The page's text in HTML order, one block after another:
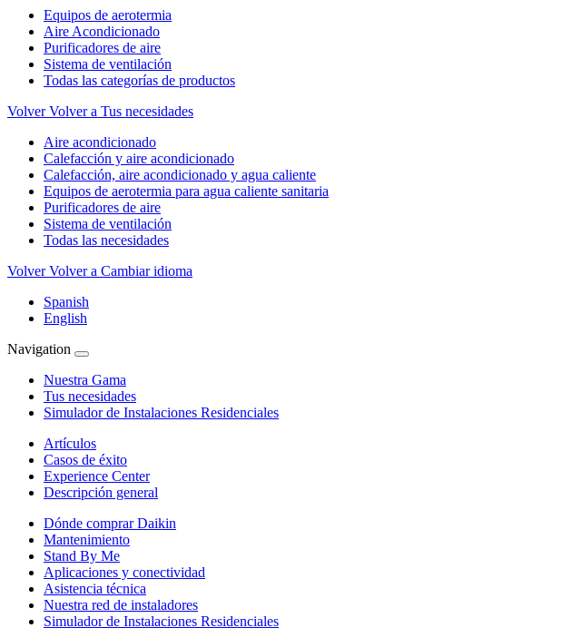
Equipos de aerotermia
Aire Acondicionado
Purificadores de aire
Sistema de ventilación
Todas las categorías de productos
Volver Volver a Tus necesidades
Aire acondicionado
Calefacción y aire acondicionado
Calefacción, aire acondicionado y agua caliente
Equipos de aerotermia para agua caliente sanitaria
Purificadores de aire
Sistema de ventilación
Todas las necesidades
Volver Volver a Cambiar idioma
Spanish
English
Navigation
Nuestra Gama
Tus necesidades
Simulador de Instalaciones Residenciales
Artículos
Casos de éxito
Experience Center
Descripción general
Dónde comprar Daikin
Mantenimiento
Stand By Me
Aplicaciones y conectividad
Asistencia técnica
Nuestra red de instaladores
Simulador de Instalaciones Residenciales